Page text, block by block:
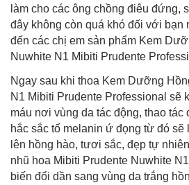
làm cho các ông chồng điêu đứng,
đây không còn quá khó đối với bạn
đến các chị em sản phẩm Kem
Nuwhite N1 Mibiti Prudente
Ngay sau khi thoa Kem Dưỡng
N1 Mibiti Prudente Professional sẽ
máu nơi vùng da tác động, thao tác
hắc sắc tố melanin ứ đọng từ đó sẽ
lên hồng hào, tươi sắc, đẹp tự
nhũ hoa Mibiti Prudente Nuwhite
biến đổi dần sang vùng da trắng